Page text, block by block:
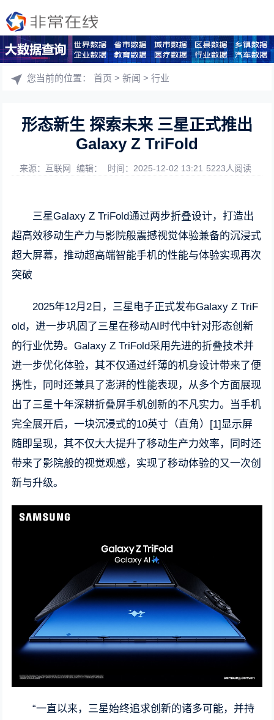
您当前的位置：首页 >新闻 >行业
形态新生 探索未来 三星正式推出
Galaxy Z TriFold
来源：互联网 编辑： 时间：2025-12-02 13:21 5223人阅读
三星Galaxy Z TriFold通过两步折叠设计，打造出
超高效移动生产力与影院般震撼视觉体验兼备的沉浸式
超大屏幕，推动超高端智能手机的性能与体验实现再次
突破
2025年12月2日，三星电子正式发布Galaxy Z TriF
old，进一步巩固了三星在移动AI时代中针对形态创新
的行业优势。Galaxy Z TriFold采用先进的折叠技术并
进一步优化体验，其不仅通过纤薄的机身设计带来了便
携性，同时还兼具了澎湃的性能表现，从多个方面展现
出了三星十年深耕折叠屏手机创新的不凡实力。当手机
完全展开后，一块沉浸式的10英寸（直角）[1]显示屏
随即呈现，其不仅大大提升了移动生产力效率，同时还
带来了影院般的视觉观感，实现了移动体验的又一次创
新与升级。
“一直以来，三星始终追求创新的诸多可能，并持